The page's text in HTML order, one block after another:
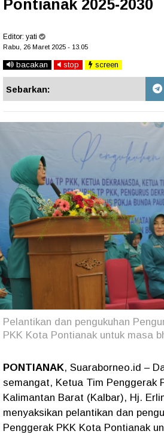
Pontianak 2025-2030
Editor: yati
Rabu, 26 Maret 2025 - 13.05
bacakan stop screen
Sebarkan:
Pelantikan dan pengukuhan
PKK Kota Pontianak untuk masa
PONTIANAK, Suaraborneo.id –
semangat, Ketua Tim Penggerak
Kalimantan Barat (Kalbar), Hj.
menyaksikan pelantikan dan
Penggerak PKK Kota Pontianak